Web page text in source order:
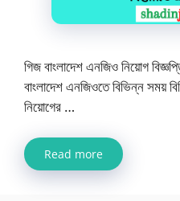
গিজ বাংলাদেশ এনজিও নিয়োগ
বাংলাদেশ এনজিওতে বিভিন্ন সময়
নিয়োগের …
Read more